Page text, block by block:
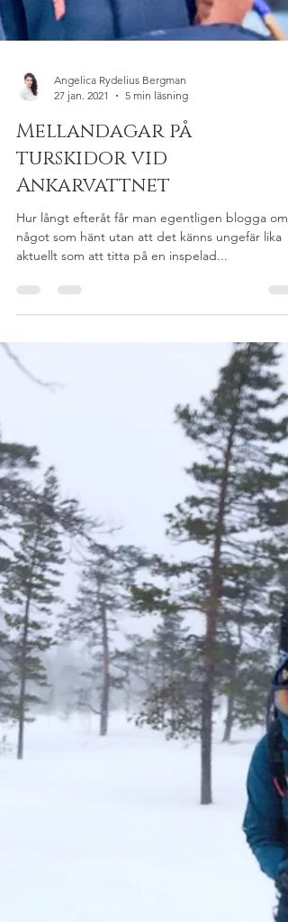
27 jan. 2021
5 min läsning
Mellandagar på
turskidor vid
Ankarvattnet
Hur långt efteråt får man egentligen blogga om
aktuellt som att titta på en inspelad...